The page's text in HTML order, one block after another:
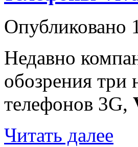
Опубликовано
Недавно
обозрения
телефонов 3G,
Читать далее